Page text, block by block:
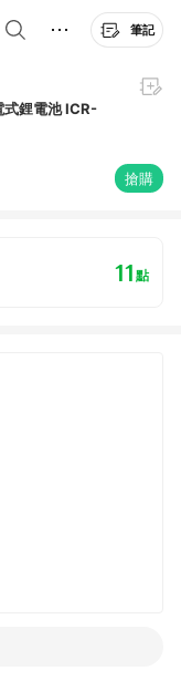
筆記
式鋰電池 ICR-
搶購
11點